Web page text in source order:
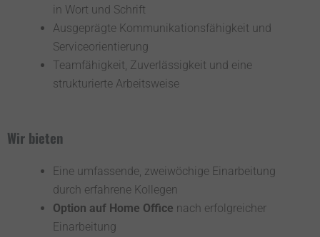
in Wort und Schrift
Ausgeprägte Kommunikationsfähigkeit und
Serviceorientierung
Teamfähigkeit, Zuverlässigkeit und eine
strukturierte Arbeitsweise
Wir bieten
Eine umfassende, zweiwöchige Einarbeitung
durch erfahrene Kollegen
Option auf Home Office nach erfolgreicher
Einarbeitung